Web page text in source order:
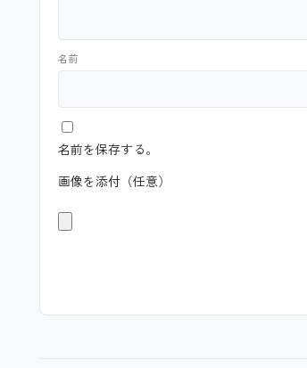
名前
名前を保存する。
画像を添付（任意）